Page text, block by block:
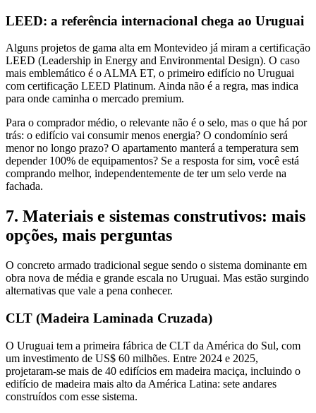
LEED: a referência internacional chega ao Uruguai
Alguns projetos de gama alta em Montevideo já miram a certificação
LEED (Leadership in Energy and Environmental Design). O caso
mais emblemático é o ALMA ET, o primeiro edifício no Uruguai
com certificação LEED Platinum. Ainda não é a regra, mas indica
para onde caminha o mercado premium.
Para o comprador médio, o relevante não é o selo, mas o que há por
trás: o edifício vai consumir menos energia? O condomínio será
menor no longo prazo? O apartamento manterá a temperatura sem
depender 100% de equipamentos? Se a resposta for sim, você está
comprando melhor, independentemente de ter um selo verde na
fachada.
7. Materiais e sistemas construtivos: mais
opções, mais perguntas
O concreto armado tradicional segue sendo o sistema dominante em
obra nova de média e grande escala no Uruguai. Mas estão surgindo
alternativas que vale a pena conhecer.
CLT (Madeira Laminada Cruzada)
O Uruguai tem a primeira fábrica de CLT da América do Sul, com
um investimento de US$ 60 milhões. Entre 2024 e 2025,
projetaram-se mais de 40 edifícios em madeira maciça, incluindo o
edifício de madeira mais alto da América Latina: sete andares
construídos com esse sistema.